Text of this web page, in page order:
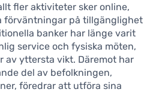
fler aktiviteter sker online,
förväntningar på tillgänglighet
banker har länge varit
service och fysiska möten,
av yttersta vikt. Däremot har
del av befolkningen,
föredrar att utföra sina